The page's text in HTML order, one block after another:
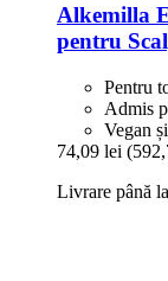
Alkemilla
pentru
Pentru
Admis
Vegan
74,09 lei
Livrare până